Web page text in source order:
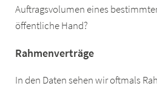
Auftragsvolumen eines
öffentliche Hand?
Rahmenverträge
In den Daten sehen wir oftmals